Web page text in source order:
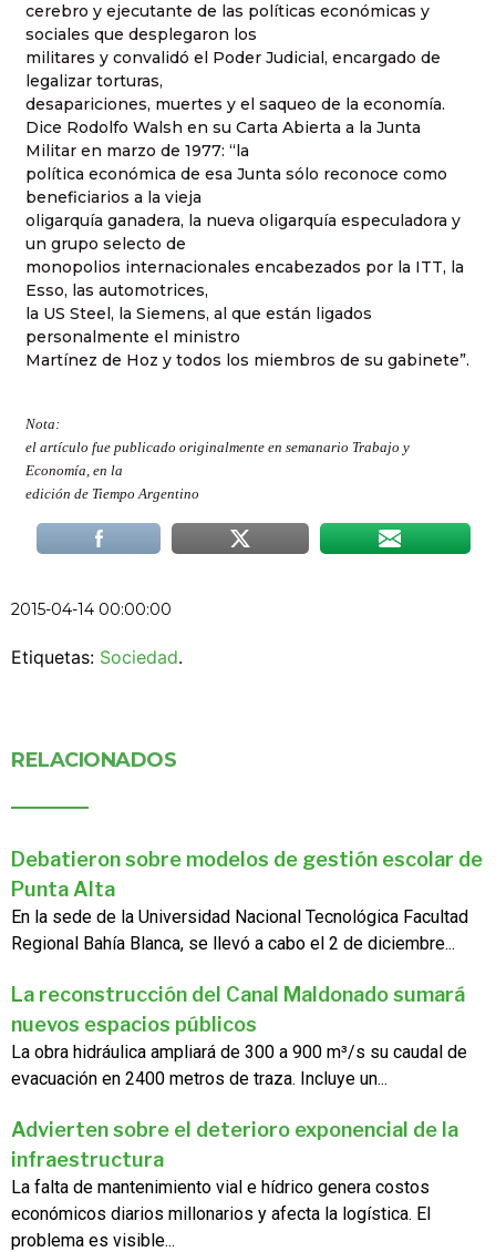
cerebro y ejecutante de las políticas económicas y
sociales que desplegaron los
militares y convalidó el Poder Judicial, encargado de
legalizar torturas,
desapariciones, muertes y el saqueo de la economía.
Dice Rodolfo Walsh en su Carta Abierta a la Junta
Militar en marzo de 1977: “la
política económica de esa Junta sólo reconoce como
beneficiarios a la vieja
oligarquía ganadera, la nueva oligarquía especuladora y
un grupo selecto de
monopolios internacionales encabezados por la ITT, la
Esso, las automotrices,
la US Steel, la Siemens, al que están ligados
personalmente el ministro
Martínez de Hoz y todos los miembros de su gabinete”.
Nota:
el artículo fue publicado originalmente en semanario Trabajo y
Economía, en la
edición de Tiempo Argentino
2015-04-14 00:00:00
Etiquetas: Sociedad.
RELACIONADOS
Debatieron sobre modelos de gestión escolar de
Punta Alta
En la sede de la Universidad Nacional Tecnológica Facultad
Regional Bahía Blanca, se llevó a cabo el 2 de diciembre...
La reconstrucción del Canal Maldonado sumará
nuevos espacios públicos
La obra hidráulica ampliará de 300 a 900 m³/s su caudal de
evacuación en 2400 metros de traza. Incluye un...
Advierten sobre el deterioro exponencial de la
infraestructura
La falta de mantenimiento vial e hídrico genera costos
económicos diarios millonarios y afecta la logística. El
problema es visible...